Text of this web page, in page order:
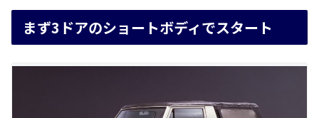
まず3ドアのショートボディでスタート